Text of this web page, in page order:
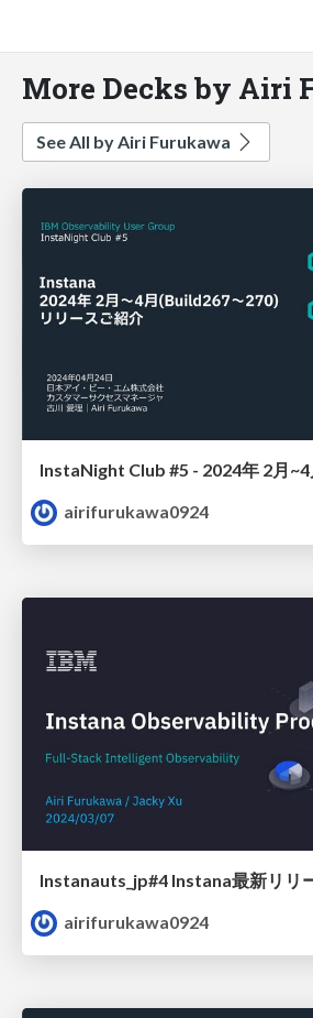
More Decks by Airi
See All by Airi Furukawa
airifurukawa0924
Instanauts_jp#4 Instana最新リリ
airifurukawa0924